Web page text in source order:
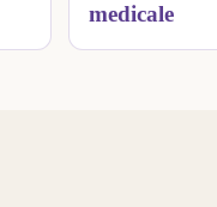
medicale